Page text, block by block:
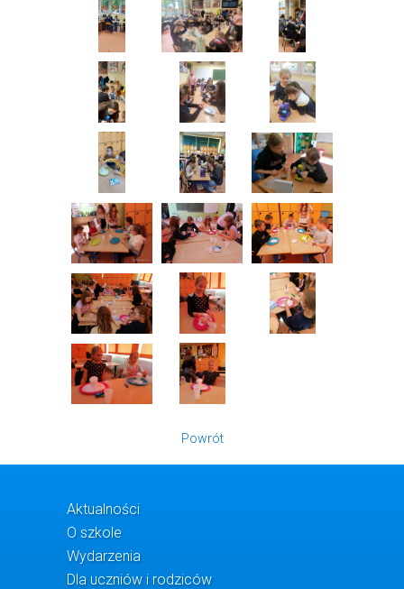
Powrót
Aktualności
O szkole
Wydarzenia
Dla uczniów i rodziców